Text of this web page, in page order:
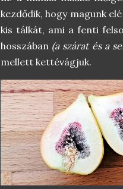
kezdődik, hogy magunk
kis tálkát, ami a fenti
hosszában (a szárat és a
mellett kettévágjuk.